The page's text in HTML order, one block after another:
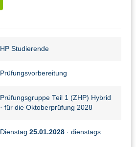
HP Studierende
Prüfungsvorbereitung
Prüfungsgruppe Teil 1 (ZHP) Hybrid
· für die Oktoberprüfung 2028
Dienstag 25.01.2028 · dienstags